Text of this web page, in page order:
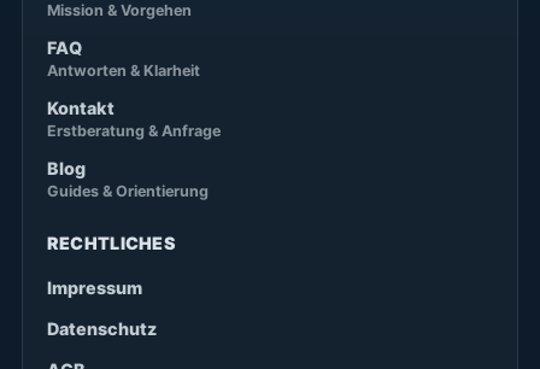
Mission & Vorgehen
FAQ
Antworten & Klarheit
Kontakt
Erstberatung & Anfrage
Blog
Guides & Orientierung
RECHTLICHES
Impressum
Datenschutz